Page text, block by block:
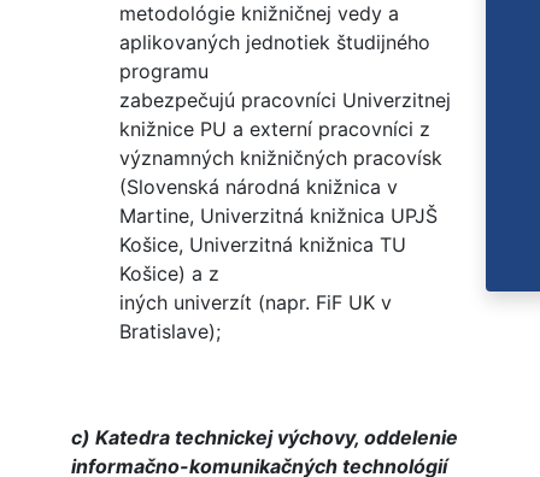
metodológie knižničnej vedy a
aplikovaných jednotiek študijného
programu
zabezpečujú pracovníci Univerzitnej
knižnice PU a externí pracovníci z
významných knižničných pracovísk
(Slovenská národná knižnica v
Martine, Univerzitná knižnica UPJŠ
Košice, Univerzitná knižnica TU
Košice) a z
iných univerzít (napr. FiF UK v
Bratislave);
c) Katedra technickej výchovy, oddelenie
informačno-komunikačných technológií